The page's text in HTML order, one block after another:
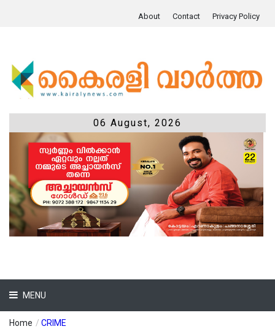
About Contact Privacy Policy
06 August, 2026
MENU
Home / CRIME